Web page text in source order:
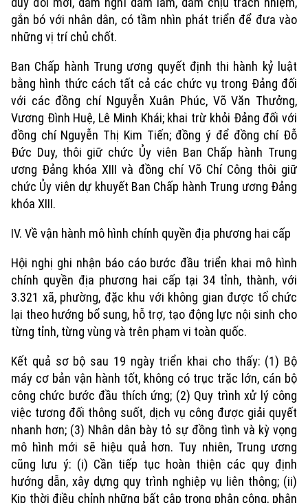
Theo dõi Hà Nội On
gắn bó với nhân dân, có tầm nhìn phát triển để đưa vào
những vị trí chủ chốt.
Ban Chấp hành Trung ương quyết định thi hành kỷ luật
bằng hình thức cách tất cả các chức vụ trong Đảng đối
với các đồng chí Nguyễn Xuân Phúc, Võ Văn Thưởng,
Vương Đình Huệ, Lê Minh Khái; khai trừ khỏi Đảng đối với
đồng chí Nguyễn Thị Kim Tiến; đồng ý để đồng chí Đỗ
Đức Duy, thôi giữ chức Ủy viên Ban Chấp hành Trung
ương Đảng khóa XIII và đồng chí Võ Chí Công thôi giữ
chức Ủy viên dự khuyết Ban Chấp hành Trung ương Đảng
khóa XIII.
IV. Về vận hành mô hình chính quyền địa phương hai cấp
Hội nghị ghi nhận báo cáo bước đầu triển khai mô hình
chính quyền địa phương hai cấp tại 34 tỉnh, thành, với
3.321 xã, phường, đặc khu với không gian được tổ chức
lại theo hướng bổ sung, hỗ trợ, tạo động lực nội sinh cho
từng tỉnh, từng vùng và trên phạm vi toàn quốc.
Kết quả sơ bộ sau 19 ngày triển khai cho thấy: (1) Bộ
máy cơ bản vận hành tốt, không có trục trặc lớn, cán bộ
công chức bước đầu thích ứng; (2) Quy trình xử lý công
việc tương đối thông suốt, dịch vụ công được giải quyết
nhanh hơn; (3) Nhân dân bày tỏ sự đồng tình và kỳ vọng
mô hình mới sẽ hiệu quả hơn. Tuy nhiên, Trung ương
cũng lưu ý: (i) Cần tiếp tục hoàn thiện các quy định
hướng dẫn, xây dựng quy trình nghiệp vụ liên thông; (ii)
Kịp thời điều chỉnh những bất cập trong phân công, phân